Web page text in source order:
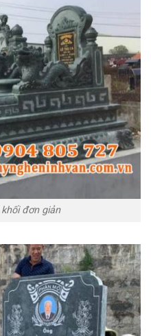
đơn giản